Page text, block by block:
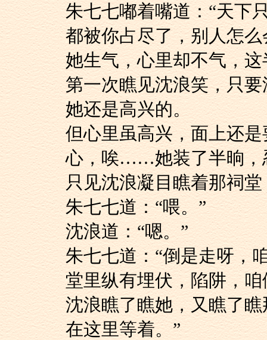
朱七七嘟着嘴道：“天
都被你占尽了，别人怎么
她生气，心里却不气
第一次瞧见沈浪笑，只
她还是高兴的。
但心里虽高兴，面上
心，唉……她装了半晌，
只见沈浪凝目瞧着那
朱七七道：“喂。”
沈浪道：“嗯。”
朱七七道：“倒是走呀
堂里纵有埋伏，陷阱，
沈浪瞧了瞧她，又瞧
在这里等着。”